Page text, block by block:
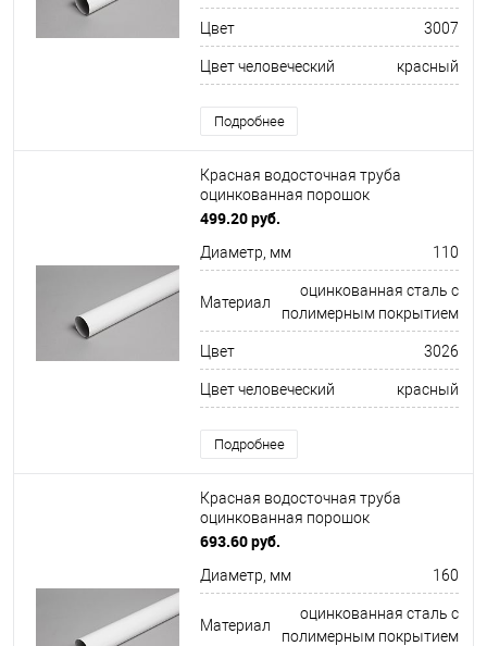
Цвет 3007
Цвет человеческий красный
Подробнее
Красная водосточная труба
оцинкованная порошок
ф110х1250мм RAL 3026
499.20 руб.
Диаметр, мм 110
Материал
оцинкованная сталь с
полимерным покрытием
Цвет 3026
Цвет человеческий красный
Подробнее
Красная водосточная труба
оцинкованная порошок
ф160х1250мм RAL 3005
693.60 руб.
Диаметр, мм 160
Материал
оцинкованная сталь с
полимерным покрытием